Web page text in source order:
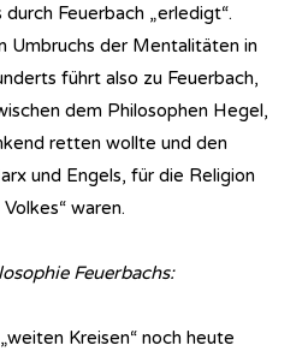
Feuerbach „erledigt“.
Umbruchs der Mentalitäten in
führt also zu Feuerbach,
dem Philosophen Hegel,
retten wollte und den
und Engels, für die Religion
waren.
Feuerbachs:
Kreisen“ noch heute